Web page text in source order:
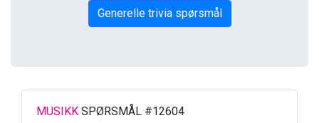
Generelle trivia spørsmål
MUSIKK SPØRSMÅL #12604